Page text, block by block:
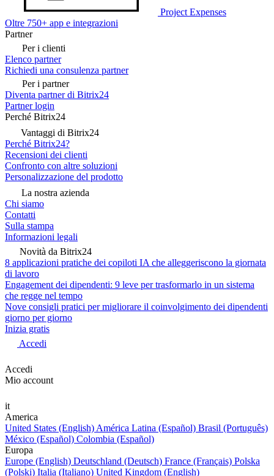
Project Expenses
Oltre 750+ app e integrazioni
Partner
Per i clienti
Elenco partner
Richiedi una consulenza partner
Per i partner
Diventa partner di Bitrix24
Partner login
Perché Bitrix24
Vantaggi di Bitrix24
Perché Bitrix24?
Recensioni dei clienti
Confronto con altre soluzioni
Personalizzazione del prodotto
La nostra azienda
Chi siamo
Contatti
Sulla stampa
Informazioni legali
Novità da Bitrix24
8 applicazioni pratiche dei copiloti IA che alleggeriscono la giornata
di lavoro
Engagement dei dipendenti: 9 leve per trasformarlo in un sistema
che regge nel tempo
Nove consigli pratici per migliorare il coinvolgimento dei dipendenti
giorno per giorno
Inizia gratis
Accedi
Accedi
Mio account
it
America
United States (English) América Latina (Español) Brasil (Português)
México (Español) Colombia (Español)
Europa
Europe (English) Deutschland (Deutsch) France (Français) Polska
(Polski) Italia (Italiano) United Kingdom (English)